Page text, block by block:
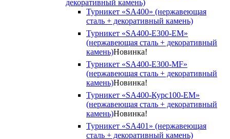
декоративный камень)
Турникет «SA400» (нержавеющая
сталь + декоративный камень)
Турникет «SA400-Е300-EM»
(нержавеющая сталь + декоративный
камень)Новинка!
Турникет «SA400-Е300-MF»
(нержавеющая сталь + декоративный
камень)Новинка!
Турникет «SA400-Курс100-EM»
(нержавеющая сталь + декоративный
камень)Новинка!
Турникет «SA401» (нержавеющая
сталь + декоративный камень)